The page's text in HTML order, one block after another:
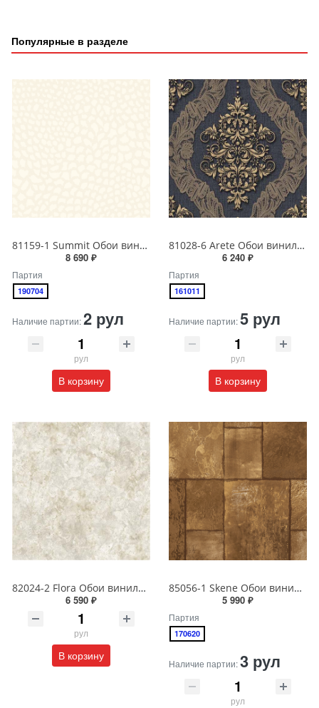
Популярные в разделе
81159-1 Summit Обои виниловые на бумажной основе 1.06*15.5
8 690 ₽
Партия
190704
Наличие партии:2 рул
рул
В корзину
81028-6 Arete Обои виниловые на бумажной основе 1.06*15.6
6 240 ₽
Партия
161011
Наличие партии:5 рул
рул
В корзину
82024-2 Flora Обои виниловые на бумажной основе 1.06*15.6
6 590 ₽
рул
В корзину
85056-1 Skene Обои виниловые на бумажной основе 1.06*15.5
5 990 ₽
Партия
170620
Наличие партии:3 рул
рул